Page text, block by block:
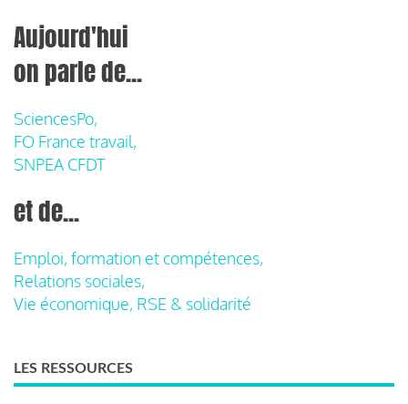
Aujourd'hui
on parle de...
SciencesPo,
FO France travail,
SNPEA CFDT
et de...
Emploi, formation et compétences,
Relations sociales,
Vie économique, RSE & solidarité
LES RESSOURCES